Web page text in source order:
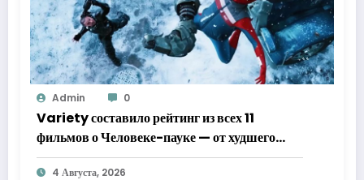
Admin 0
Variety составило рейтинг из всех 11
фильмов о Человеке-пауке — от худшего
к лучшему
4 Августа, 2026